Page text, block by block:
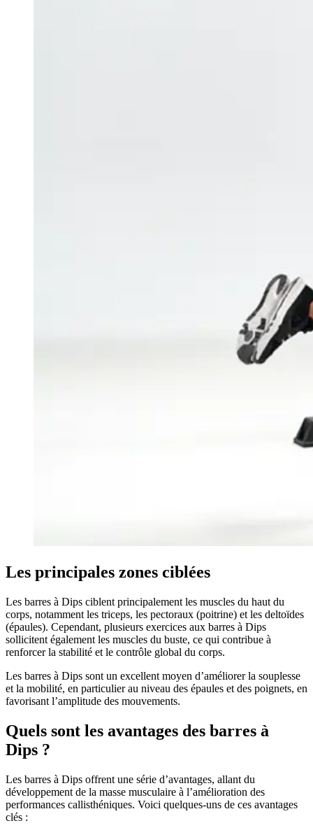
Les principales zones ciblées
Les barres à Dips ciblent principalement les muscles du haut du
corps, notamment les triceps, les pectoraux (poitrine) et les deltoïdes
(épaules). Cependant, plusieurs exercices aux barres à Dips
sollicitent également les muscles du buste, ce qui contribue à
renforcer la stabilité et le contrôle global du corps.
Les barres à Dips sont un excellent moyen d’améliorer la souplesse
et la mobilité, en particulier au niveau des épaules et des poignets, en
favorisant l’amplitude des mouvements.
Quels sont les avantages des barres à
Dips ?
Les barres à Dips offrent une série d’avantages, allant du
développement de la masse musculaire à l’amélioration des
performances callisthéniques. Voici quelques-uns de ces avantages
clés :